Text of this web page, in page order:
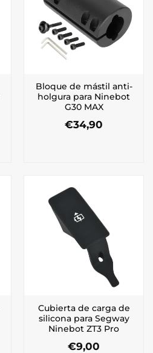
Bloque de mástil anti-
holgura para Ninebot
G30 MAX
€34,90
Cubierta de carga de
silicona para Segway
Ninebot ZT3 Pro
€9,00